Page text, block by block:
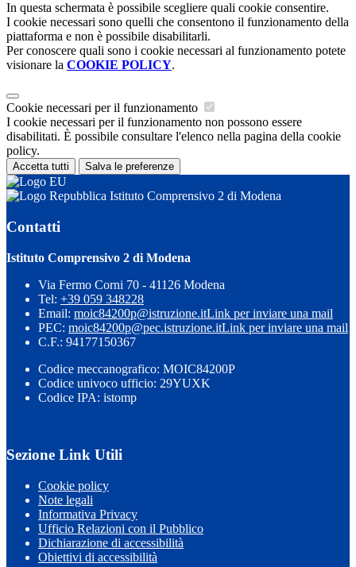
In questa schermata è possibile scegliere quali cookie consentire.
I cookie necessari sono quelli che consentono il funzionamento della
piattaforma e non è possibile disabilitarli.
Per conoscere quali sono i cookie necessari al funzionamento potete
visionare la COOKIE POLICY.
Cookie necessari per il funzionamento
I cookie necessari per il funzionamento non possono essere
disabilitati. È possibile consultare l'elenco nella pagina della cookie
policy.
Accetta tutti Salva le preferenze
Istituto Comprensivo 2 di Modena
Contatti
Istituto Comprensivo 2 di Modena
Via Fermo Corni 70 - 41126 Modena
Tel: +39 059 348228
Email: moic84200p@istruzione.itLink per inviare una mail
PEC: moic84200p@pec.istruzione.itLink per inviare una mail
C.F.: 94177150367
Codice meccanografico: MOIC84200P
Codice univoco ufficio: 29YUXK
Codice IPA: istomp
Sezione Link Utili
Cookie policy
Note legali
Informativa Privacy
Ufficio Relazioni con il Pubblico
Dichiarazione di accessibilità
Obiettivi di accessibilità